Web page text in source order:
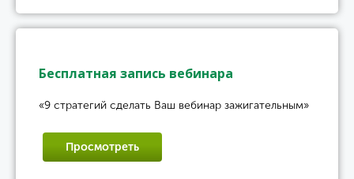
Бесплатная запись вебинара
«9 стратегий сделать Ваш вебинар зажигательным»
Просмотреть